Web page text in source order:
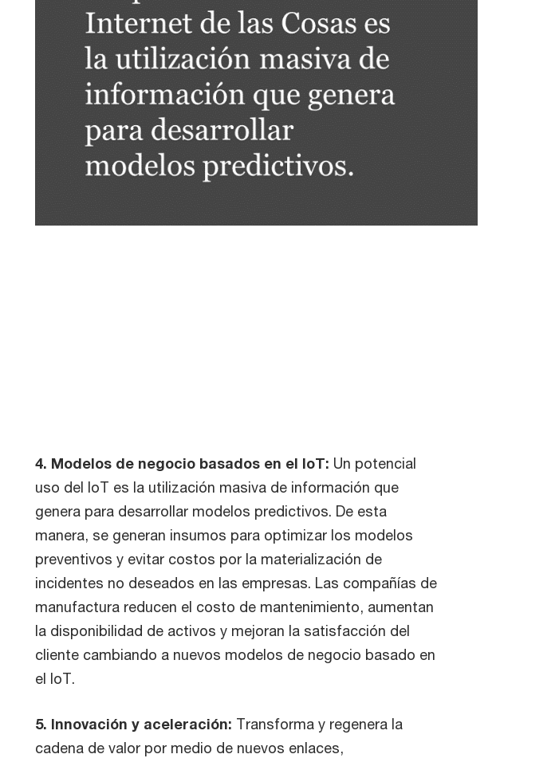
4. Modelos de negocio basados en el IoT: Un potencial
uso del IoT es la utilización masiva de información que
genera para desarrollar modelos predictivos. De esta
manera, se generan insumos para optimizar los modelos
preventivos y evitar costos por la materialización de
incidentes no deseados en las empresas. Las compañías de
manufactura reducen el costo de mantenimiento, aumentan
la disponibilidad de activos y mejoran la satisfacción del
cliente cambiando a nuevos modelos de negocio basado en
el IoT.
5. Innovación y aceleración: Transforma y regenera la
cadena de valor por medio de nuevos enlaces,